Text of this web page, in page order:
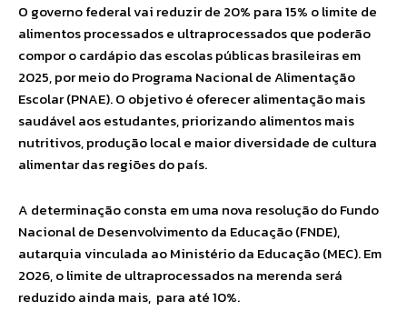
O governo federal vai reduzir de 20% para 15% o limite de
alimentos processados e ultraprocessados que poderão
compor o cardápio das escolas públicas brasileiras em
2025, por meio do Programa Nacional de Alimentação
Escolar (PNAE). O objetivo é oferecer alimentação mais
saudável aos estudantes, priorizando alimentos mais
nutritivos, produção local e maior diversidade de cultura
alimentar das regiões do país.
A determinação consta em uma nova resolução do Fundo
Nacional de Desenvolvimento da Educação (FNDE),
autarquia vinculada ao Ministério da Educação (MEC). Em
2026, o limite de ultraprocessados na merenda será
reduzido ainda mais, para até 10%.